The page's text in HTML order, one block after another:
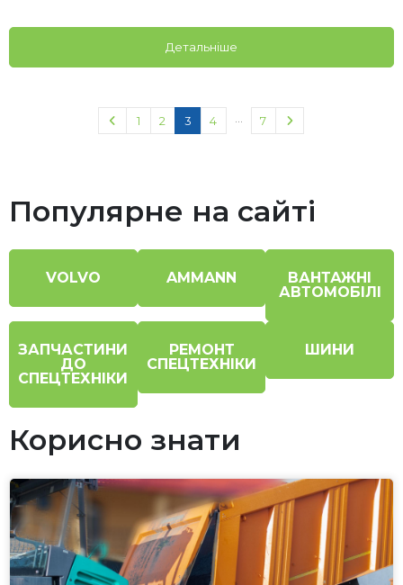
Детальніше
1 2 3 4 7
Популярне на сайті
VOLVO AMMANN
ВАНТАЖНІ
АВТОМОБІЛІ
ЗАПЧАСТИНИ
ДО
СПЕЦТЕХНІКИ
РЕМОНТ
СПЕЦТЕХНІКИ
ШИНИ
Корисно знати